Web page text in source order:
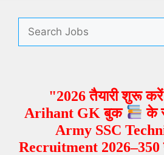
"2026 तैयारी शुरू
Arihant GK बुक
के
Army SSC
Recruitment 2026–350